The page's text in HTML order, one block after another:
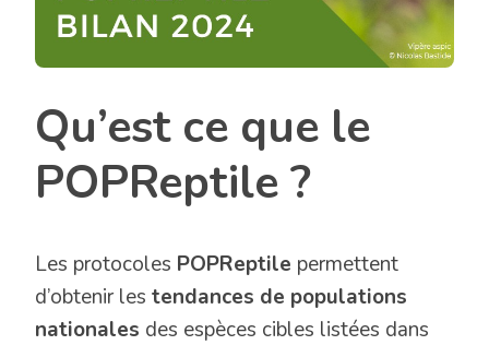
Qu’est ce que le
POPReptile ?
Les protocoles POPReptile permettent
d’obtenir les tendances de populations
nationales des espèces cibles listées dans